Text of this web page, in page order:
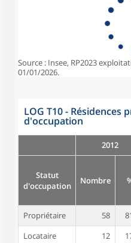
Source : Insee, RP2023
01/01/2026.
LOG T10 - Résidences
d'occupation
2012
Statut
d'occupation
Nombre
Propriétaire 58
Locataire
12